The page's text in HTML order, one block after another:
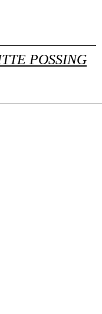
POSSING